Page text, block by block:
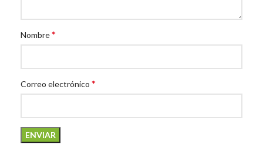
Nombre*
Correo electrónico *